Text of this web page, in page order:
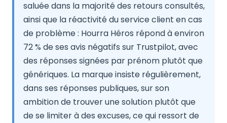
saluée dans la majorité des retours consultés,
ainsi que la réactivité du service client en cas
de problème : Hourra Héros répond à environ
72 % de ses avis négatifs sur Trustpilot, avec
des réponses signées par prénom plutôt que
génériques. La marque insiste régulièrement,
dans ses réponses publiques, sur son
ambition de trouver une solution plutôt que
de se limiter à des excuses, ce qui ressort de